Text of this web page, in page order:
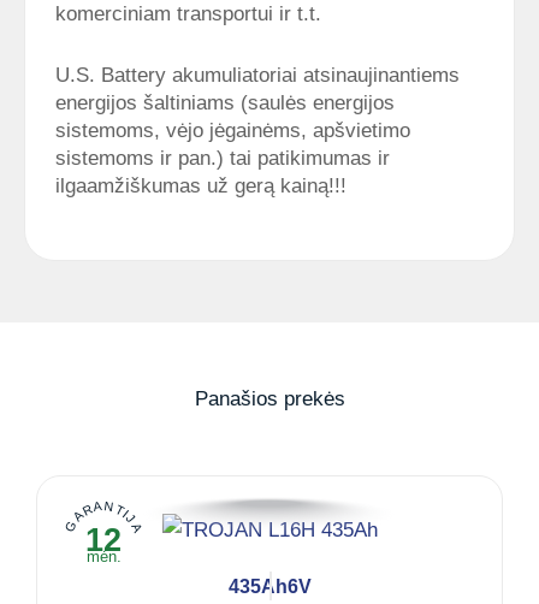
komerciniam transportui ir t.t.
U.S. Battery akumuliatoriai atsinaujinantiems
energijos šaltiniams (saulės energijos
sistemoms, vėjo jėgainėms, apšvietimo
sistemoms ir pan.) tai patikimumas ir
ilgaamžiškumas už gerą kainą!!!
Panašios prekės
GARANTIJA
12
mėn.
435Ah6V